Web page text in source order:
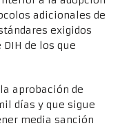
adicionales de
exigidos
de los que
aprobación de
días y que sigue
media sanción